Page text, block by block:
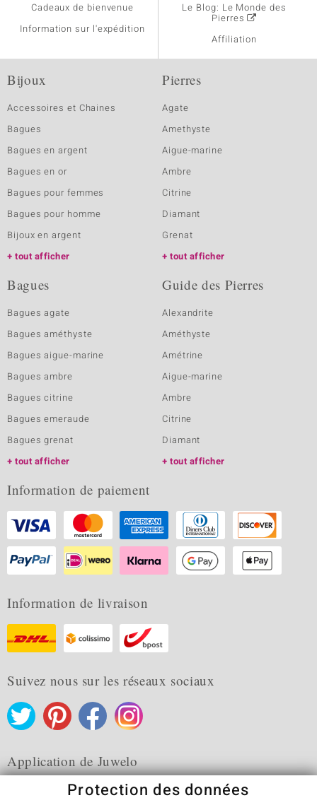
Cadeaux de bienvenue
Information sur l'expédition
Le Blog: Le Monde des
Pierres
Affiliation
Bijoux
Accessoires et Chaines
Bagues
Bagues en argent
Bagues en or
Bagues pour femmes
Bagues pour homme
Bijoux en argent
tout afficher
Pierres
Agate
Amethyste
Aigue-marine
Ambre
Citrine
Diamant
Grenat
tout afficher
Bagues
Bagues agate
Bagues améthyste
Bagues aigue-marine
Bagues ambre
Bagues citrine
Bagues emeraude
Bagues grenat
tout afficher
Guide des Pierres
Alexandrite
Améthyste
Amétrine
Aigue-marine
Ambre
Citrine
Diamant
tout afficher
Information de paiement
Information de livraison
Suivez nous sur les réseaux sociaux
Application de Juwelo
Protection des données